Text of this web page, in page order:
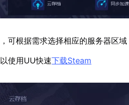
可根据需求选择相应的服务器区域
使用UU快速下载Steam